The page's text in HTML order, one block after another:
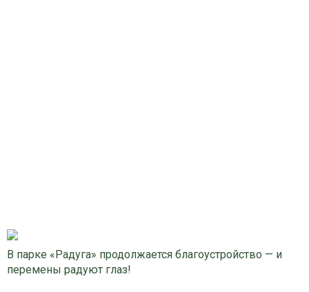
В парке «Радуга» продолжается благоустройство — и
перемены радуют глаз!